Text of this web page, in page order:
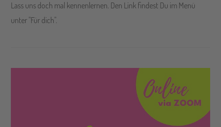
Lass uns doch mal kennenlernen. Den Link findest Du im Menü
unter "Für dich".